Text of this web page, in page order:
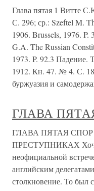
Глава пятая 1 Витте
С. 296; ср.: Szeftel M.
1906. Brussels, 1976.
G.A. The Russian
1973. P. 92.3
1912. Кн. 47. № 4. С.
буржуазия и
ГЛАВА
ГЛАВА ПЯТАЯ
ПРЕСТУПНИКАХ Хочу
неофициальной
английским
столкновение. То был